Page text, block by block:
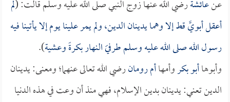
عنعائشةرضي الله عنها زوج النبي صلى الله عليه وسلم قالت: (لم
أعقل أبويَّ قط إلا وهما يدينان الدين، ولم يمر علينا يوم إلا يأتينا فيه
رسول الله صلى الله عليه وسلم طرفيَ النهار بكرةً وعشية).
وأبوهاأبو بكروأمهاأم رومانرضي الله تعالى عنهما؛ ومعنى: يدينان
الدين تعني: يدينان بدين الإسلام، فهي منذ أن وعت في هذه الدنيا